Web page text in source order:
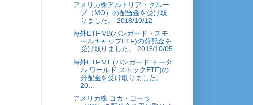
アメリカ株アルトリア・グルー
プ（MO）の配当金を受け取
りました。 2018/10/12
海外ETF VB(バンガード・スモ
ールキャップETF)の分配金を
受け取りました。 2018/10/05
海外ETF VT (バンガード トータ
ル ワールド ストックETF)の
分配金を受け取りました。
20...
アメリカ株 コカ・コーラ